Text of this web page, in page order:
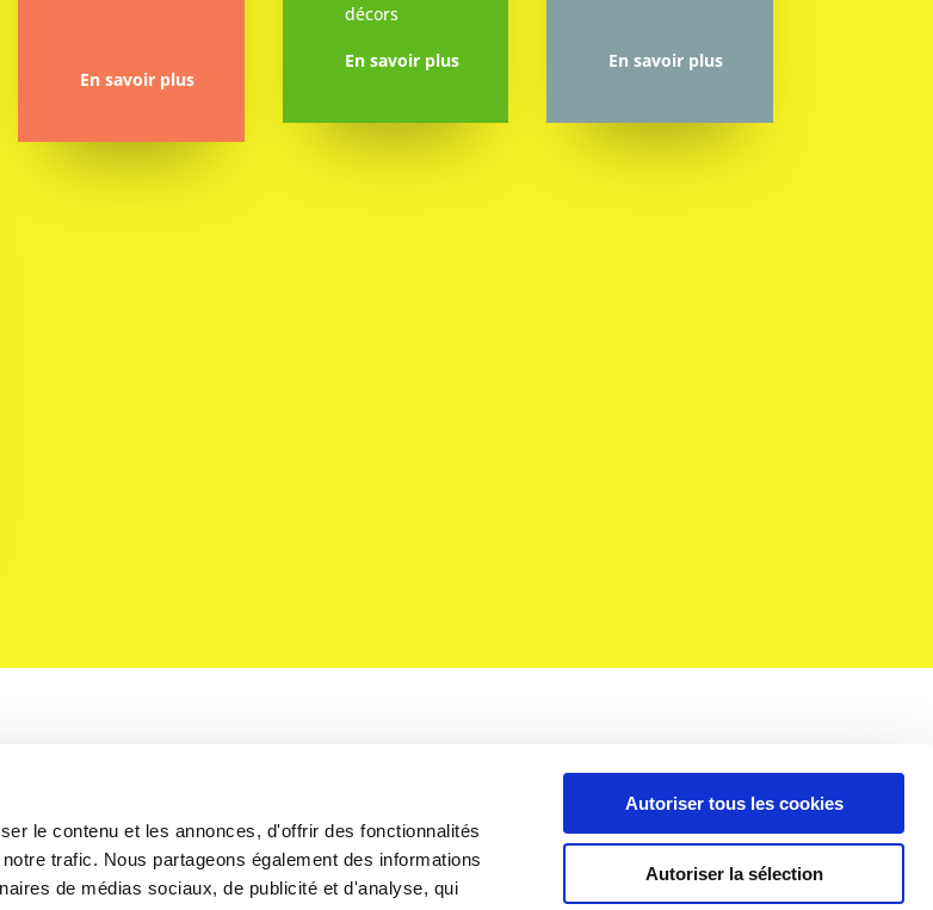
le contenu et les annonces, d'offrir des fonctionnalités
trafic. Nous partageons également des informations
de médias sociaux, de publicité et d'analyse, qui
Autoriser tous les cookies
Autoriser la sélection
En savoir plus
décors
En savoir plus En savoir plus
10
EMAIL
julien.catala@culture.gouv.fr

AUTRES SITES
Château d'Espeyran